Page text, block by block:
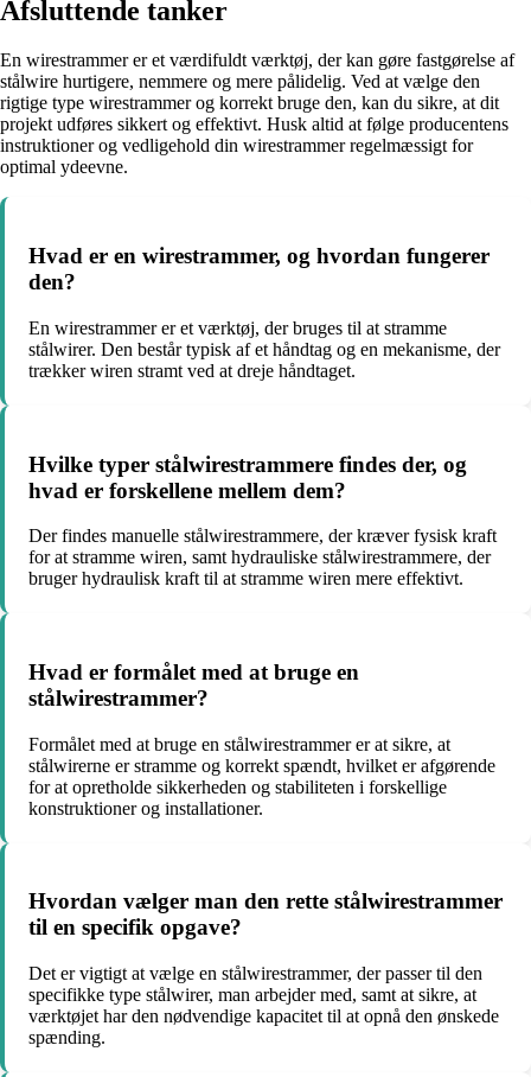
Afsluttende tanker
En wirestrammer er et værdifuldt værktøj, der kan gøre fastgørelse af
stålwire hurtigere, nemmere og mere pålidelig. Ved at vælge den
rigtige type wirestrammer og korrekt bruge den, kan du sikre, at dit
projekt udføres sikkert og effektivt. Husk altid at følge producentens
instruktioner og vedligehold din wirestrammer regelmæssigt for
optimal ydeevne.
Hvad er en wirestrammer, og hvordan fungerer
den?
En wirestrammer er et værktøj, der bruges til at stramme
stålwirer. Den består typisk af et håndtag og en mekanisme, der
trækker wiren stramt ved at dreje håndtaget.
Hvilke typer stålwirestrammere findes der, og
hvad er forskellene mellem dem?
Der findes manuelle stålwirestrammere, der kræver fysisk kraft
for at stramme wiren, samt hydrauliske stålwirestrammere, der
bruger hydraulisk kraft til at stramme wiren mere effektivt.
Hvad er formålet med at bruge en
stålwirestrammer?
Formålet med at bruge en stålwirestrammer er at sikre, at
stålwirerne er stramme og korrekt spændt, hvilket er afgørende
for at opretholde sikkerheden og stabiliteten i forskellige
konstruktioner og installationer.
Hvordan vælger man den rette stålwirestrammer
til en specifik opgave?
Det er vigtigt at vælge en stålwirestrammer, der passer til den
specifikke type stålwirer, man arbejder med, samt at sikre, at
værktøjet har den nødvendige kapacitet til at opnå den ønskede
spænding.